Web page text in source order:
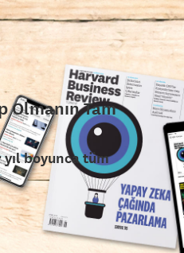
Olmanın Tam
boyunca tüm